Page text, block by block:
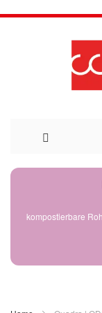
Direkt
kompostierbare